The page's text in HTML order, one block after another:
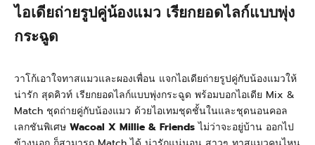
ไอเดียถ่ายรูปคู่น้องแมว เรียกยอดไลก์แบบพุ่ง
กระฉูด
วาโก้เอาใจทาสแมวและผองเพื่อน แจกไอเดียถ่ายรูปคู่กับน้องแมวให้
น่ารัก สุดคิวท์ เรียกยอดไลก์แบบพุ่งกระฉูด พร้อมบอกไอเดีย Mix &
Match ชุดถ่ายคู่กับน้องแมว ด้วยไอเทมชุดชั้นในและชุดนอนคอล
เลกชันพิเศษ Wacoal X Millie & Friendsไม่ว่าจะอยู่บ้าน ออกไป